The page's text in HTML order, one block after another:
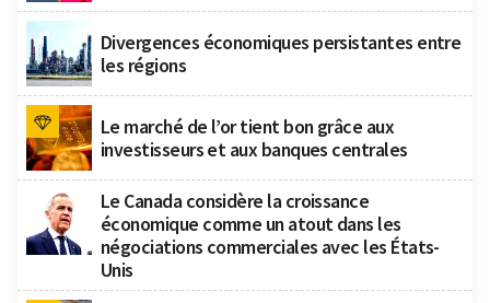
Divergences économiques persistantes entre
les régions
Le marché de l’or tient bon grâce aux
investisseurs et aux banques centrales
Le Canada considère la croissance
économique comme un atout dans les
négociations commerciales avec les États-
Unis